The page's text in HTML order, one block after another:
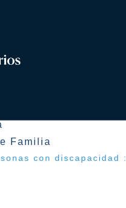
Familia
con